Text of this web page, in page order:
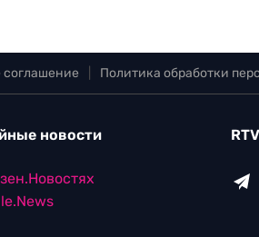
соглашение Политика обработки
новости